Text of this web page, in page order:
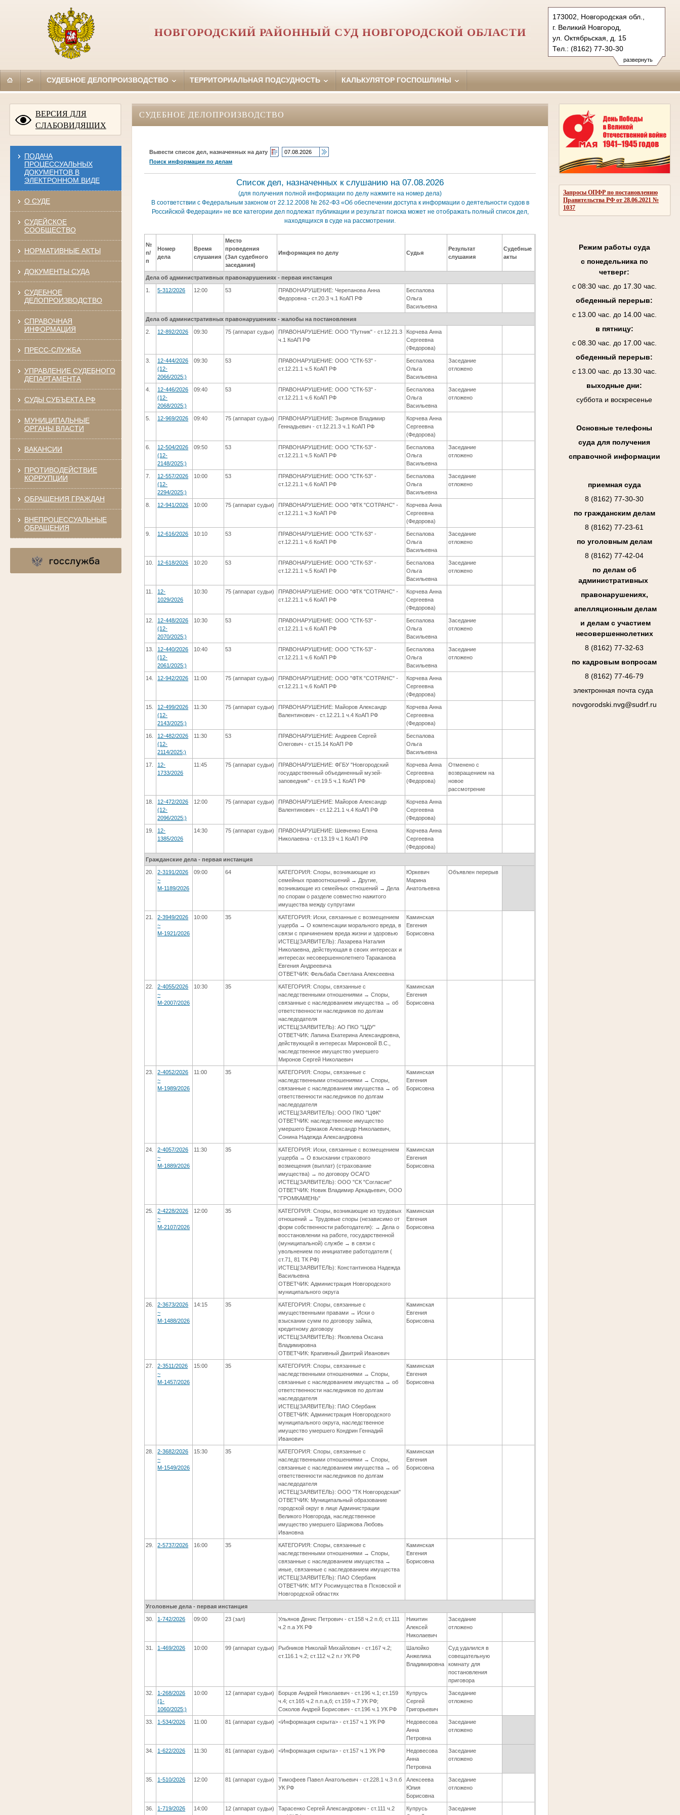
развернуть
173002, Новгородская обл.,
г. Великий Новгород,
ул. Октябрьская, д. 15
Тел.: (8162) 77-30-30
novgorodski.nvg@sudrf.ru
НОВГОРОДСКИЙ РАЙОННЫЙ СУД НОВГОРОДСКОЙ ОБЛАСТИ
СУДЕБНОЕ ДЕЛОПРОИЗВОДСТВО ТЕРРИТОРИАЛЬНАЯ ПОДСУДНОСТЬ КАЛЬКУЛЯТОР ГОСПОШЛИНЫ
ВЕРСИЯ ДЛЯ
СЛАБОВИДЯЩИХ
ПОДАЧА
ПРОЦЕССУАЛЬНЫХ
ДОКУМЕНТОВ В
ЭЛЕКТРОННОМ ВИДЕ
О СУДЕ
СУДЕЙСКОЕ
СООБЩЕСТВО
НОРМАТИВНЫЕ АКТЫ
ДОКУМЕНТЫ СУДА
СУДЕБНОЕ
ДЕЛОПРОИЗВОДСТВО
СПРАВОЧНАЯ
ИНФОРМАЦИЯ
ПРЕСС-СЛУЖБА
УПРАВЛЕНИЕ СУДЕБНОГО
ДЕПАРТАМЕНТА
СУДЫ СУБЪЕКТА РФ
МУНИЦИПАЛЬНЫЕ
ОРГАНЫ ВЛАСТИ
ВАКАНСИИ
ПРОТИВОДЕЙСТВИЕ
КОРРУПЦИИ
ОБРАЩЕНИЯ ГРАЖДАН
ВНЕПРОЦЕССУАЛЬНЫЕ
ОБРАЩЕНИЯ
Запросы ОПФР по постановлению
Правительства РФ от 28.06.2021 №
1037
Режим работы суда
с понедельника по
четверг:
с 08:30 час. до 17.30 час.
обеденный перерыв:
с 13.00 час. до 14.00 час.
в пятницу:
с 08.30 час. до 17.00 час.
обеденный перерыв:
с 13.00 час. до 13.30 час.
выходные дни:
суббота и воскресенье
Основные телефоны
суда для получения
справочной информации
приемная суда
8 (8162) 77-30-30
по гражданским делам
8 (8162) 77-23-61
по уголовным делам
8 (8162) 77-42-04
по делам об
административных
правонарушениях,
апелляционным делам
и делам с участием
несовершеннолетних
8 (8162) 77-32-63
по кадровым вопросам
8 (8162) 77-46-79
электронная почта суда
novgorodski.nvg@sudrf.ru
СУДЕБНОЕ ДЕЛОПРОИЗВОДСТВО
Вывести список дел, назначенных на дату
Поиск информации по делам
Список дел, назначенных к слушанию на 07.08.2026
(для получения полной информации по делу нажмите на номер дела)
В соответствии с Федеральным законом от 22.12.2008 № 262-ФЗ «Об обеспечении доступа к информации о деятельности судов в
Российской Федерации» не все категории дел подлежат публикации и результат поиска может не отображать полный список дел,
находящихся в суде на рассмотрении.
№
п/
п
Номер
дела
Время
слушания
Место
проведения
(Зал судебного
заседания)
Информация по делу Судья
Результат
слушания
Судебные
акты
Дела об административных правонарушениях - первая инстанция
1. 5-312/2026 12:00 53
ПРАВОНАРУШЕНИЕ: Черепанова Анна
Федоровна - ст.20.3 ч.1 КоАП РФ
Беспалова
Ольга
Васильевна
Дела об административных правонарушениях - жалобы на постановления
2. 12-892/2026 09:30 75 (аппарат судьи)
ПРАВОНАРУШЕНИЕ: ООО "Путник" - ст.12.21.3
ч.1 КоАП РФ
Корчева Анна
Сергеевна
(Федорова)
3.
12-444/2026
(12-
2066/2025;)
09:30 53
ПРАВОНАРУШЕНИЕ: ООО "СТК-53" -
ст.12.21.1 ч.5 КоАП РФ
Беспалова
Ольга
Васильевна
Заседание
отложено
4.
12-446/2026
(12-
2068/2025;)
09:40 53
ПРАВОНАРУШЕНИЕ: ООО "СТК-53" -
ст.12.21.1 ч.6 КоАП РФ
Беспалова
Ольга
Васильевна
Заседание
отложено
5. 12-969/2026 09:40 75 (аппарат судьи)
ПРАВОНАРУШЕНИЕ: Зырянов Владимир
Геннадьевич - ст.12.21.3 ч.1 КоАП РФ
Корчева Анна
Сергеевна
(Федорова)
6.
12-504/2026
(12-
2148/2025;)
09:50 53
ПРАВОНАРУШЕНИЕ: ООО "СТК-53" -
ст.12.21.1 ч.5 КоАП РФ
Беспалова
Ольга
Васильевна
Заседание
отложено
7.
12-557/2026
(12-
2294/2025;)
10:00 53
ПРАВОНАРУШЕНИЕ: ООО "СТК-53" -
ст.12.21.1 ч.6 КоАП РФ
Беспалова
Ольга
Васильевна
Заседание
отложено
8. 12-941/2026 10:00 75 (аппарат судьи)
ПРАВОНАРУШЕНИЕ: ООО "ФТК "СОТРАНС" -
ст.12.21.1 ч.3 КоАП РФ
Корчева Анна
Сергеевна
(Федорова)
9. 12-616/2026 10:10 53
ПРАВОНАРУШЕНИЕ: ООО "СТК-53" -
ст.12.21.1 ч.6 КоАП РФ
Беспалова
Ольга
Васильевна
Заседание
отложено
10. 12-618/2026 10:20 53
ПРАВОНАРУШЕНИЕ: ООО "СТК-53" -
ст.12.21.1 ч.5 КоАП РФ
Беспалова
Ольга
Васильевна
Заседание
отложено
11.
12-
1029/2026
10:30 75 (аппарат судьи)
ПРАВОНАРУШЕНИЕ: ООО "ФТК "СОТРАНС" -
ст.12.21.1 ч.6 КоАП РФ
Корчева Анна
Сергеевна
(Федорова)
12.
12-448/2026
(12-
2070/2025;)
10:30 53
ПРАВОНАРУШЕНИЕ: ООО "СТК-53" -
ст.12.21.1 ч.6 КоАП РФ
Беспалова
Ольга
Васильевна
Заседание
отложено
13.
12-440/2026
(12-
2061/2025;)
10:40 53
ПРАВОНАРУШЕНИЕ: ООО "СТК-53" -
ст.12.21.1 ч.6 КоАП РФ
Беспалова
Ольга
Васильевна
Заседание
отложено
14. 12-942/2026 11:00 75 (аппарат судьи)
ПРАВОНАРУШЕНИЕ: ООО "ФТК "СОТРАНС" -
ст.12.21.1 ч.6 КоАП РФ
Корчева Анна
Сергеевна
(Федорова)
15.
12-499/2026
(12-
2143/2025;)
11:30 75 (аппарат судьи)
ПРАВОНАРУШЕНИЕ: Майоров Александр
Валентинович - ст.12.21.1 ч.4 КоАП РФ
Корчева Анна
Сергеевна
(Федорова)
16.
12-482/2026
(12-
2114/2025;)
11:30 53
ПРАВОНАРУШЕНИЕ: Андреев Сергей
Олегович - ст.15.14 КоАП РФ
Беспалова
Ольга
Васильевна
17.
12-
1733/2026
11:45 75 (аппарат судьи)
ПРАВОНАРУШЕНИЕ: ФГБУ "Новгородский
государственный объединенный музей-
заповедник" - ст.19.5 ч.1 КоАП РФ
Корчева Анна
Сергеевна
(Федорова)
Отменено с
возвращением на
новое
рассмотрение
18.
12-472/2026
(12-
2096/2025;)
12:00 75 (аппарат судьи)
ПРАВОНАРУШЕНИЕ: Майоров Александр
Валентинович - ст.12.21.1 ч.4 КоАП РФ
Корчева Анна
Сергеевна
(Федорова)
19.
12-
1385/2026
14:30 75 (аппарат судьи)
ПРАВОНАРУШЕНИЕ: Шевченко Елена
Николаевна - ст.13.19 ч.1 КоАП РФ
Корчева Анна
Сергеевна
(Федорова)
Гражданские дела - первая инстанция
20.
2-3191/2026
~
М-1189/2026
09:00 64
КАТЕГОРИЯ: Споры, возникающие из
семейных правоотношений → Другие,
возникающие из семейных отношений → Дела
по спорам о разделе совместно нажитого
имущества между супругами
Юркевич
Марина
Анатольевна
Объявлен перерыв
21.
2-3949/2026
~
М-1921/2026
10:00 35
КАТЕГОРИЯ: Иски, связанные с возмещением
ущерба → О компенсации морального вреда, в
связи с причинением вреда жизни и здоровью
ИСТЕЦ(ЗАЯВИТЕЛЬ): Лазарева Наталия
Николаевна, действующая в своих интересах и
интересах несовершеннолетнего Тараканова
Евгения Андреевича
ОТВЕТЧИК: Фельбаба Светлана Алексеевна
Каминская
Евгения
Борисовна
22.
2-4055/2026
~
М-2007/2026
10:30 35
КАТЕГОРИЯ: Споры, связанные с
наследственными отношениями → Споры,
связанные с наследованием имущества → об
ответственности наследников по долгам
наследодателя
ИСТЕЦ(ЗАЯВИТЕЛЬ): АО ПКО "ЦДУ"
ОТВЕТЧИК: Лапина Екатерина Александровна,
действующей в интересах Мироновой В.С.,
наследственное имущество умершего
Миронов Сергей Николаевич
Каминская
Евгения
Борисовна
23.
2-4052/2026
~
М-1989/2026
11:00 35
КАТЕГОРИЯ: Споры, связанные с
наследственными отношениями → Споры,
связанные с наследованием имущества → об
ответственности наследников по долгам
наследодателя
ИСТЕЦ(ЗАЯВИТЕЛЬ): ООО ПКО "ЦФК"
ОТВЕТЧИК: наследственное имущество
умершего Ермаков Александр Николаевич,
Сонина Надежда Александровна
Каминская
Евгения
Борисовна
24.
2-4057/2026
~
М-1889/2026
11:30 35
КАТЕГОРИЯ: Иски, связанные с возмещением
ущерба → О взыскании страхового
возмещения (выплат) (страхование
имущества) → по договору ОСАГО
ИСТЕЦ(ЗАЯВИТЕЛЬ): ООО "СК "Согласие"
ОТВЕТЧИК: Новик Владимир Аркадьевич, ООО
"ГРОМКАМЕНЬ"
Каминская
Евгения
Борисовна
25.
2-4228/2026
~
М-2107/2026
12:00 35
КАТЕГОРИЯ: Споры, возникающие из трудовых
отношений → Трудовые споры (независимо от
форм собственности работодателя): → Дела о
восстановлении на работе, государственной
(муниципальной) службе → в связи с
увольнением по инициативе работодателя (
ст.71, 81 ТК РФ)
ИСТЕЦ(ЗАЯВИТЕЛЬ): Константинова Надежда
Васильевна
ОТВЕТЧИК: Администрация Новгородского
муниципального округа
Каминская
Евгения
Борисовна
26.
2-3673/2026
~
М-1488/2026
14:15 35
КАТЕГОРИЯ: Споры, связанные с
имущественными правами → Иски о
взыскании сумм по договору займа,
кредитному договору
ИСТЕЦ(ЗАЯВИТЕЛЬ): Яковлева Оксана
Владимировна
ОТВЕТЧИК: Крапивный Дмитрий Иванович
Каминская
Евгения
Борисовна
27.
2-3511/2026
~
М-1457/2026
15:00 35
КАТЕГОРИЯ: Споры, связанные с
наследственными отношениями → Споры,
связанные с наследованием имущества → об
ответственности наследников по долгам
наследодателя
ИСТЕЦ(ЗАЯВИТЕЛЬ): ПАО Сбербанк
ОТВЕТЧИК: Администрация Новгородского
муниципального округа, наследственное
имущество умершего Кондрин Геннадий
Иванович
Каминская
Евгения
Борисовна
28.
2-3682/2026
~
М-1549/2026
15:30 35
КАТЕГОРИЯ: Споры, связанные с
наследственными отношениями → Споры,
связанные с наследованием имущества → об
ответственности наследников по долгам
наследодателя
ИСТЕЦ(ЗАЯВИТЕЛЬ): ООО "ТК Новгородская"
ОТВЕТЧИК: Муниципальный образование
городской округ в лице Администрации
Великого Новгорода, наследственное
имущество умершего Шарикова Любовь
Ивановна
Каминская
Евгения
Борисовна
29. 2-5737/2026 16:00 35
КАТЕГОРИЯ: Споры, связанные с
наследственными отношениями → Споры,
связанные с наследованием имущества →
иные, связанные с наследованием имущества
ИСТЕЦ(ЗАЯВИТЕЛЬ): ПАО Сбербанк
ОТВЕТЧИК: МТУ Росимущества в Псковской и
Новгородской областях
Каминская
Евгения
Борисовна
Уголовные дела - первая инстанция
30. 1-742/2026 09:00 23 (зал)
Ульянов Денис Петрович - ст.158 ч.2 п.б; ст.111
ч.2 п.а УК РФ
Никитин
Алексей
Николаевич
Заседание
отложено
31. 1-469/2026 10:00 99 (аппарат судьи)
Рыбников Николай Михайлович - ст.167 ч.2;
ст.116.1 ч.2; ст.112 ч.2 п.г УК РФ
Шалойко
Анжелика
Владимировна
Суд удалился в
совещательную
комнату для
постановления
приговора
32.
1-268/2026
(1-
1060/2025;)
10:00 12 (аппарат судьи)
Борцов Андрей Николаевич - ст.196 ч.1; ст.159
ч.4; ст.165 ч.2 п.п.а,б; ст.159 ч.7 УК РФ;
Соколов Андрей Борисович - ст.196 ч.1 УК РФ
Купрусь
Сергей
Григорьевич
Заседание
отложено
33. 1-534/2026 11:00 81 (аппарат судьи) <Информация скрыта> - ст.157 ч.1 УК РФ
Недовесова
Анна
Петровна
Заседание
отложено
34. 1-622/2026 11:30 81 (аппарат судьи) <Информация скрыта> - ст.157 ч.1 УК РФ
Недовесова
Анна
Петровна
Заседание
отложено
35. 1-510/2026 12:00 81 (аппарат судьи)
Тимофеев Павел Анатольевич - ст.228.1 ч.3 п.б
УК РФ
Алексеева
Юлия
Борисовна
Заседание
отложено
36. 1-719/2026 14:00 12 (аппарат судьи)
Тарасенко Сергей Александрович - ст.111 ч.2
Купрусь
Заседание